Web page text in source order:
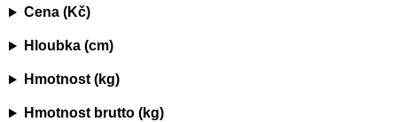
Cena (Kč)
Hloubka (cm)
Hmotnost (kg)
Hmotnost brutto (kg)